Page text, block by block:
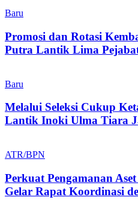
Baru
Promosi dan Rotasi
Putra Lantik Lima
Baru
Melalui Seleksi Cukup
Lantik Inoki Ulma Tiara
ATR/BPN
Perkuat Pengamanan
Gelar Rapat Koordinasi